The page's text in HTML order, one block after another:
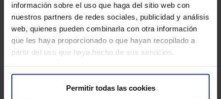
información sobre el uso que haga del sitio web con
nuestros partners de redes sociales, publicidad y análisis
web, quienes pueden combinarla con otra información
que les haya proporcionado o que hayan recopilado a
partir del uso que haya hecho de sus servicios.
Permitir todas las cookies
Ayúdanos a que la Dra. Rubio se convierta en
la ‘Capitana Optimista’
Año a año la Fundación Hospital Optimista abre el plazo
Optimista. Al…